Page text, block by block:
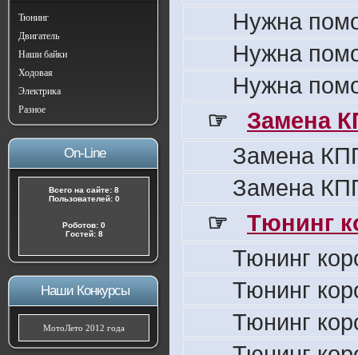
Тюнинг
Двигатель
Наши байки
Ходовая
Электрика
Разное
On-Line
Всего на сайте: 8
Пользователей: 0
Роботов: 0
Гостей: 8
Наши Конкурсы
МотоЛето 2012 года
Нужна
Нужна
Нужна
☞
Замена
Замена
Замена
☞
Тюнинг
Тюнинг
Тюнинг
Тюнинг